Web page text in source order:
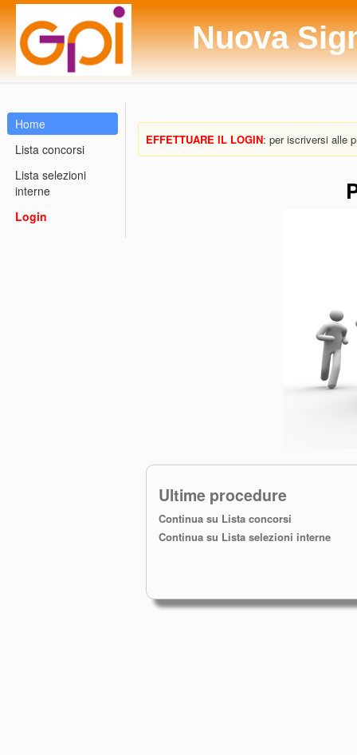
Nuova
Home
Lista concorsi
Lista selezioni
interne
Login
EFFETTUARE IL LOGIN: per iscriversi alle
Ultime procedure
Continua su Lista concorsi
Continua su Lista selezioni interne